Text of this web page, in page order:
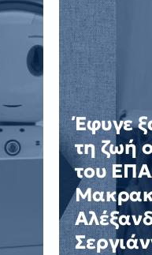
Έφυγε
τη ζωή
του